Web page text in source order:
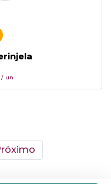
/ un